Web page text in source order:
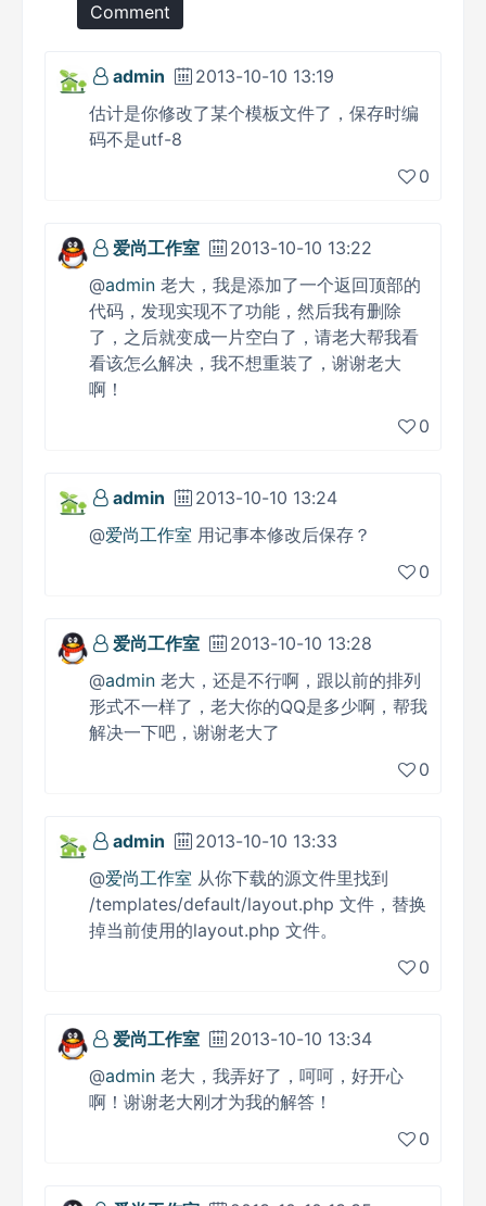
Comment
admin
2013-10-10 13:19
估计是你修改了某个模板文件了，保存时编
码不是utf-8
0
爱尚工作室
2013-10-10 13:22
@admin 老大，我是添加了一个返回顶部的
代码，发现实现不了功能，然后我有删除
了，之后就变成一片空白了，请老大帮我看
看该怎么解决，我不想重装了，谢谢老大
啊！
0
admin
2013-10-10 13:24
@爱尚工作室 用记事本修改后保存？
0
爱尚工作室
2013-10-10 13:28
@admin 老大，还是不行啊，跟以前的排列
形式不一样了，老大你的QQ是多少啊，帮我
解决一下吧，谢谢老大了
0
admin
2013-10-10 13:33
@爱尚工作室 从你下载的源文件里找到
/templates/default/layout.php 文件，替换
掉当前使用的layout.php 文件。
0
爱尚工作室
2013-10-10 13:34
@admin 老大，我弄好了，呵呵，好开心
啊！谢谢老大刚才为我的解答！
0